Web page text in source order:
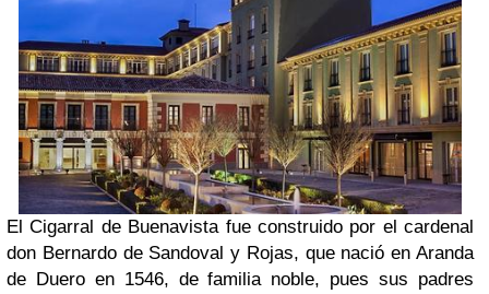
El Cigarral de Buenavista fue construido por el cardenal
don Bernardo de Sandoval y Rojas, que nació en Aranda
de Duero en 1546, de familia noble, pues sus padres